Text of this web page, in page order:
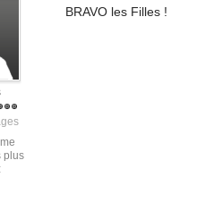
plus
BRAVO les Filles !